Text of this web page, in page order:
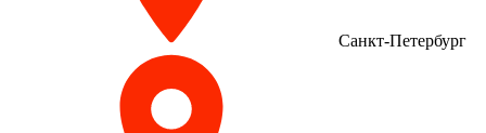
Санкт-Петербург